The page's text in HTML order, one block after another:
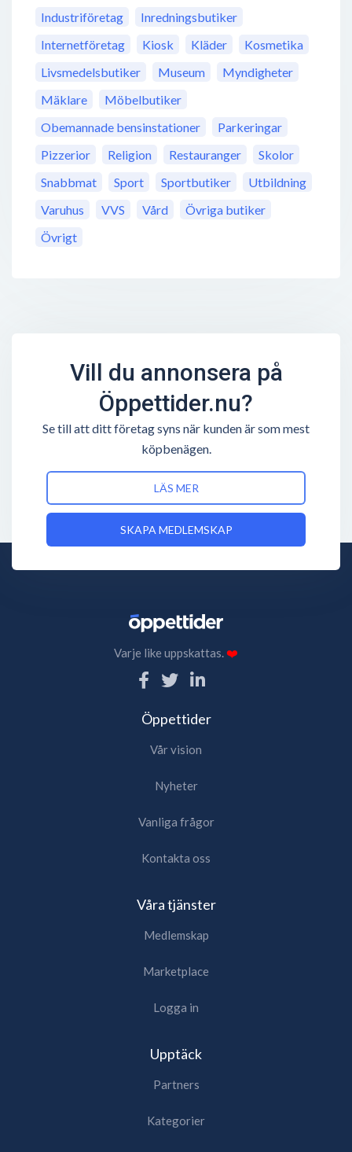
Industriföretag
Inredningsbutiker
Internetföretag
Kiosk Kläder
Kosmetika
Livsmedelsbutiker
Museum
Myndigheter
Mäklare
Möbelbutiker
Obemannade bensinstationer
Parkeringar
Pizzerior
Religion Restauranger
Skolor
Snabbmat
Sport Sportbutiker
Utbildning
Varuhus
VVS Vård
Övriga butiker
Övrigt
Vill du annonsera på
Öppettider.nu?
Se till att ditt företag syns när kunden är som mest
köpbenägen.
LÄS MER
SKAPA MEDLEMSKAP
Varje like uppskattas.❤️
Öppettider
Vår vision
Nyheter
Vanliga frågor
Kontakta oss
Våra tjänster
Medlemskap
Marketplace
Logga in
Upptäck
Partners
Kategorier